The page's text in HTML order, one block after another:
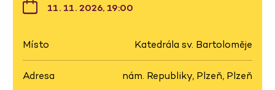
11. 11. 2026, 19:00
Místo Katedrála sv. Bartoloměje
Adresa nám. Republiky, Plzeň, Plzeň